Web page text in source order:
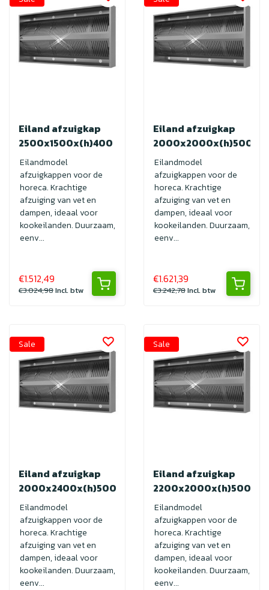
Eiland afzuigkap
2500x1500x(h)400
Eilandmodel
afzuigkappen voor de
horeca. Krachtige
afzuiging van vet en
dampen, ideaal voor
kookeilanden. Duurzaam,
eenv...
€1.512,49
€3.024,98Incl. btw
Eiland afzuigkap
2000x2000x(h)500
Eilandmodel
afzuigkappen voor de
horeca. Krachtige
afzuiging van vet en
dampen, ideaal voor
kookeilanden. Duurzaam,
eenv...
€1.621,39
€3.242,78Incl. btw
Eiland afzuigkap
2000x2400x(h)500
Eilandmodel
afzuigkappen voor de
horeca. Krachtige
afzuiging van vet en
dampen, ideaal voor
kookeilanden. Duurzaam,
eenv...
Sale
Eiland afzuigkap
2200x2000x(h)500
Eilandmodel
afzuigkappen voor de
horeca. Krachtige
afzuiging van vet en
dampen, ideaal voor
kookeilanden. Duurzaam,
eenv...
Sale